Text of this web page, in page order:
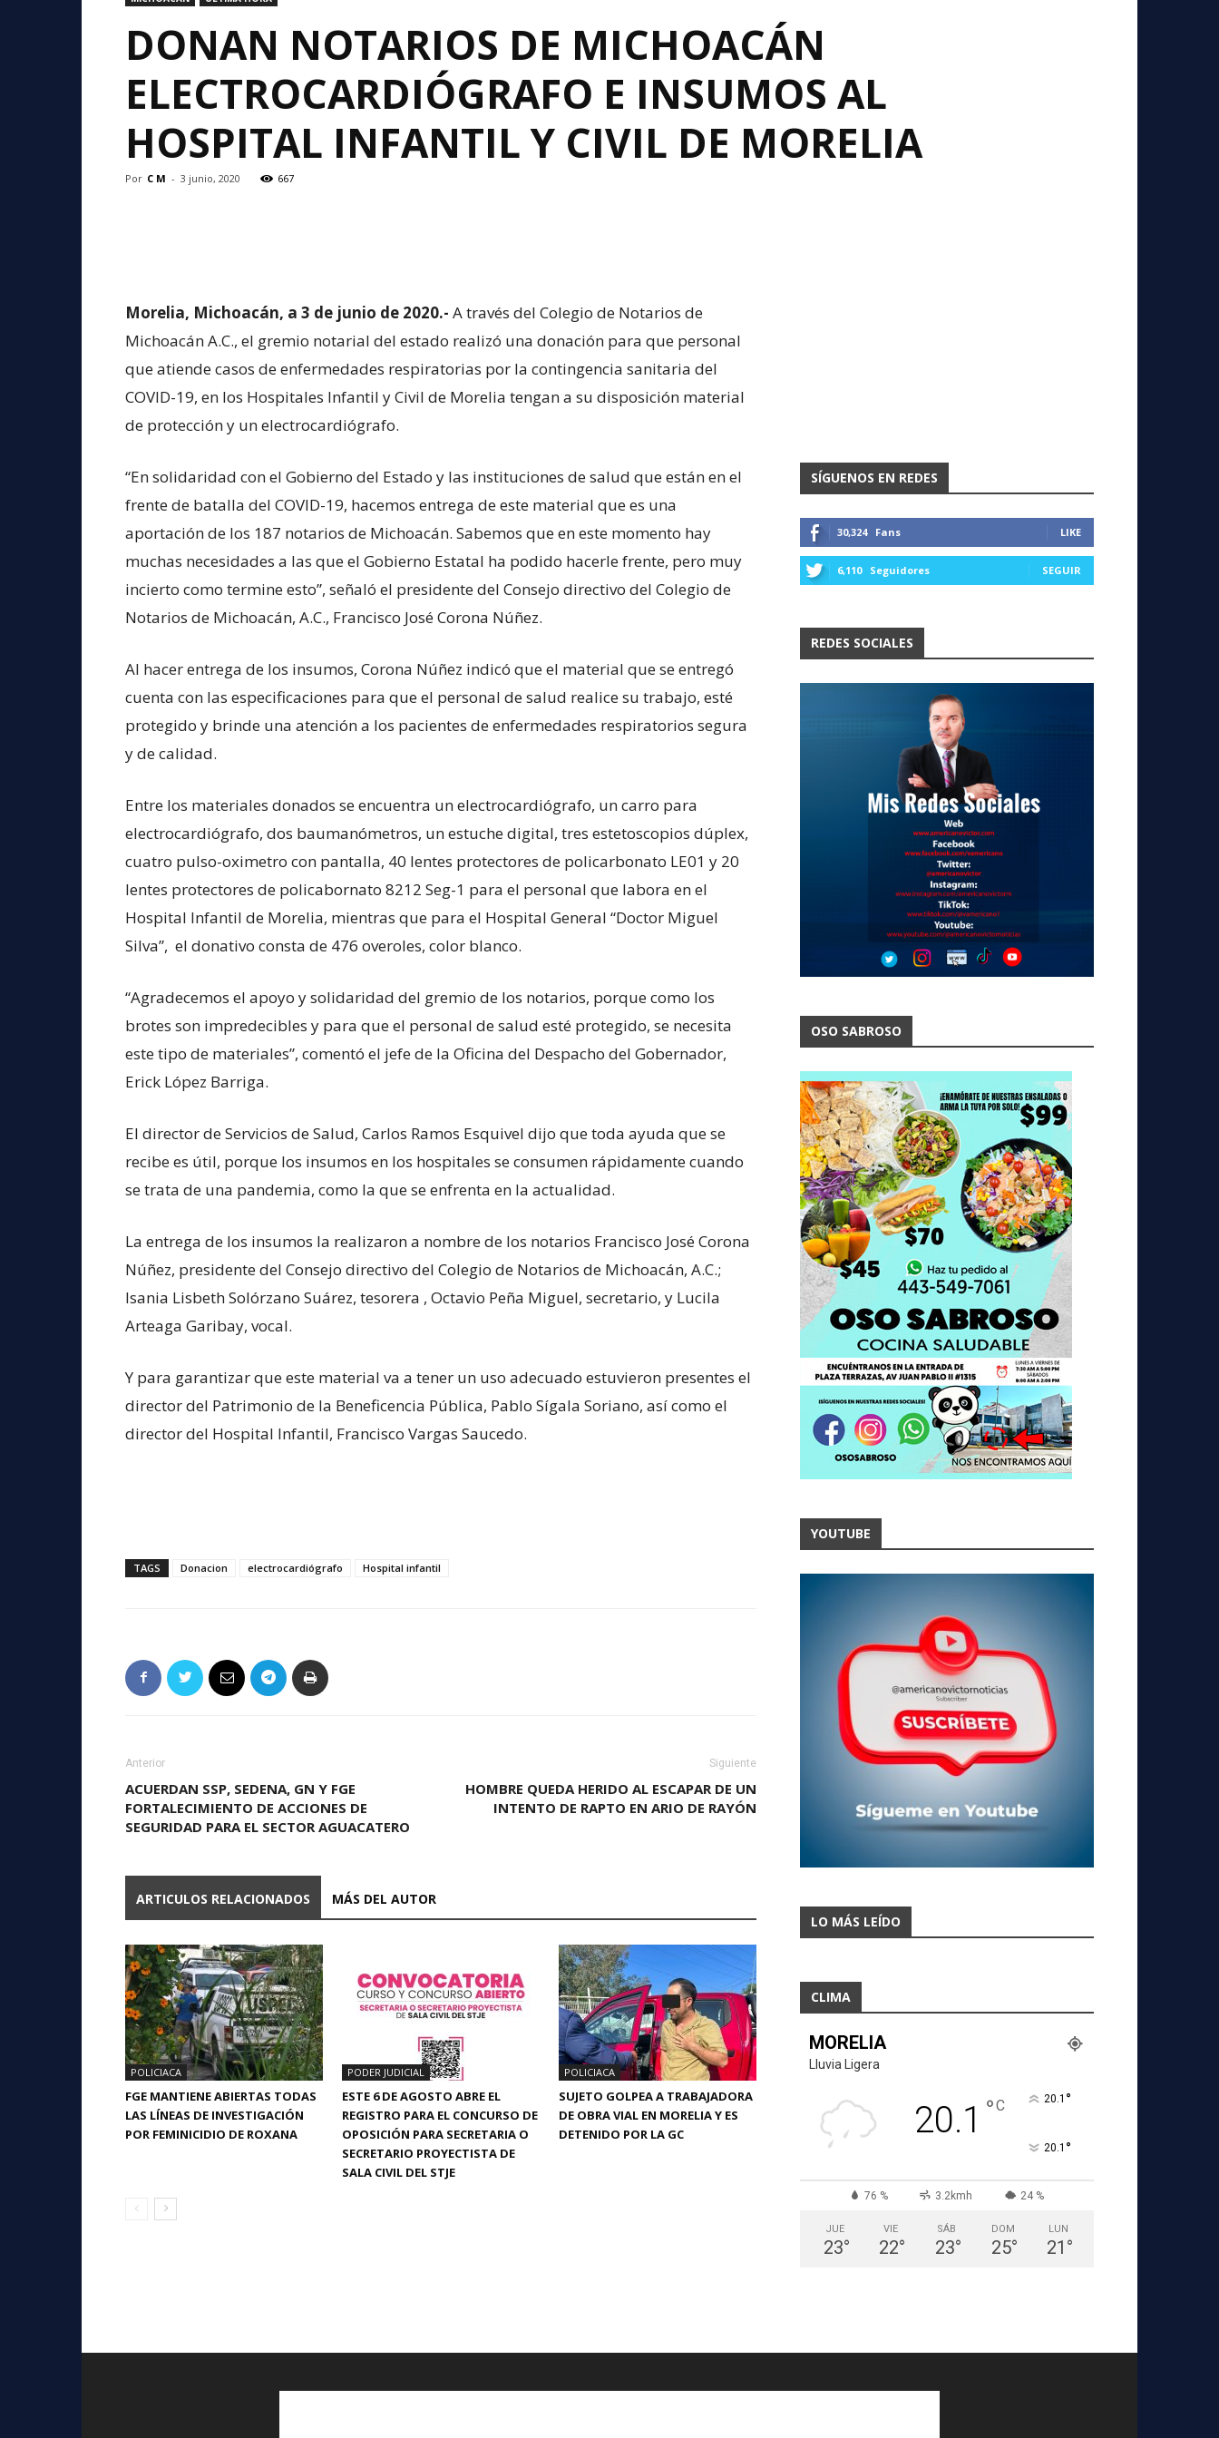
DONAN NOTARIOS DE MICHOACÁN
ELECTROCARDIÓGRAFO E INSUMOS AL
HOSPITAL INFANTIL Y CIVIL DE MORELIA
Por C M - 3 junio, 2020 667
Morelia, Michoacán, a 3 de junio de 2020.- A través del Colegio de Notarios de
Michoacán A.C., el gremio notarial del estado realizó una donación para que personal
que atiende casos de enfermedades respiratorias por la contingencia sanitaria del
COVID-19, en los Hospitales Infantil y Civil de Morelia tengan a su disposición material
de protección y un electrocardiógrafo.
“En solidaridad con el Gobierno del Estado y las instituciones de salud que están en el
frente de batalla del COVID-19, hacemos entrega de este material que es una
aportación de los 187 notarios de Michoacán. Sabemos que en este momento hay
muchas necesidades a las que el Gobierno Estatal ha podido hacerle frente, pero muy
incierto como termine esto”, señaló el presidente del Consejo directivo del Colegio de
Notarios de Michoacán, A.C., Francisco José Corona Núñez.
Al hacer entrega de los insumos, Corona Núñez indicó que el material que se entregó
cuenta con las especificaciones para que el personal de salud realice su trabajo, esté
protegido y brinde una atención a los pacientes de enfermedades respiratorios segura
y de calidad.
Entre los materiales donados se encuentra un electrocardiógrafo, un carro para
electrocardiógrafo, dos baumanómetros, un estuche digital, tres estetoscopios dúplex,
cuatro pulso-oximetro con pantalla, 40 lentes protectores de policarbonato LE01 y 20
lentes protectores de policabornato 8212 Seg-1 para el personal que labora en el
Hospital Infantil de Morelia, mientras que para el Hospital General “Doctor Miguel
Silva”, el donativo consta de 476 overoles, color blanco.
“Agradecemos el apoyo y solidaridad del gremio de los notarios, porque como los
brotes son impredecibles y para que el personal de salud esté protegido, se necesita
este tipo de materiales”, comentó el jefe de la Oficina del Despacho del Gobernador,
Erick López Barriga.
El director de Servicios de Salud, Carlos Ramos Esquivel dijo que toda ayuda que se
recibe es útil, porque los insumos en los hospitales se consumen rápidamente cuando
se trata de una pandemia, como la que se enfrenta en la actualidad.
La entrega de los insumos la realizaron a nombre de los notarios Francisco José Corona
Núñez, presidente del Consejo directivo del Colegio de Notarios de Michoacán, A.C.;
Isania Lisbeth Solórzano Suárez, tesorera , Octavio Peña Miguel, secretario, y Lucila
Arteaga Garibay, vocal.
Y para garantizar que este material va a tener un uso adecuado estuvieron presentes el
director del Patrimonio de la Beneficencia Pública, Pablo Sígala Soriano, así como el
director del Hospital Infantil, Francisco Vargas Saucedo.
TAGS Donacion electrocardiógrafo Hospital infantil
Anterior
ACUERDAN SSP, SEDENA, GN Y FGE
FORTALECIMIENTO DE ACCIONES DE
SEGURIDAD PARA EL SECTOR AGUACATERO
Siguiente
HOMBRE QUEDA HERIDO AL ESCAPAR DE UN
INTENTO DE RAPTO EN ARIO DE RAYÓN
ARTICULOS RELACIONADOS MÁS DEL AUTOR
POLICIACA
FGE MANTIENE ABIERTAS TODAS
LAS LÍNEAS DE INVESTIGACIÓN
POR FEMINICIDIO DE ROXANA
PODER JUDICIAL
ESTE 6 DE AGOSTO ABRE EL
REGISTRO PARA EL CONCURSO DE
OPOSICIÓN PARA SECRETARIA O
SECRETARIO PROYECTISTA DE
SALA CIVIL DEL STJE
POLICIACA
SUJETO GOLPEA A TRABAJADORA
DE OBRA VIAL EN MORELIA Y ES
DETENIDO POR LA GC
SÍGUENOS EN REDES
30,324 Fans LIKE
6,110 Seguidores SEGUIR
REDES SOCIALES
OSO SABROSO
YOUTUBE
LO MÁS LEÍDO
CLIMA
MORELIA
Lluvia Ligera
20.1 °C 20.1 °
20.1 °
76 % 3.2kmh 24 %
JUE
23°
VIE
22°
SÁB
23°
DOM
25°
LUN
21 °